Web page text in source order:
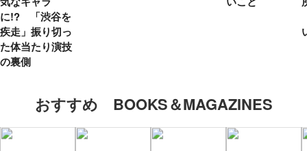
に!? 「渋谷を
疾走」振り切っ
た体当たり演技
の裏側
おすすめ BOOKS＆MAGAZINES